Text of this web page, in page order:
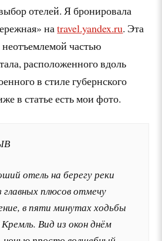
отелей. Я бронировала
наtravel.yandex.ru. Эта
неотъемлемой частью
расположенного вдоль
в стиле губернского
в статье есть мои фото.
отель на берегу реки
плюсов отмечу
в пяти минутах ходьбы
Вид из окон днём